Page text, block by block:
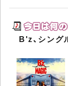
B'z、シング